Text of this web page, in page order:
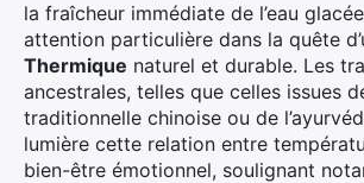
la fraîcheur immédiate de l’eau
attention particulière dans la quête
Thermique naturel et durable. Les
ancestrales, telles que celles issues
traditionnelle chinoise ou de
lumière cette relation entre
bien-être émotionnel, soulignant